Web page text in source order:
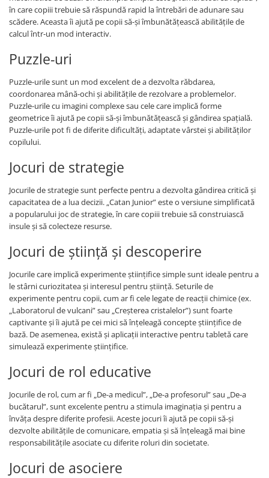
în care copiii trebuie să răspundă rapid la întrebări de adunare sau
scădere. Aceasta îi ajută pe copii să-și îmbunătățească abilitățile de
calcul într-un mod interactiv.
Puzzle-uri
Puzzle-urile sunt un mod excelent de a dezvolta răbdarea,
coordonarea mână-ochi și abilitățile de rezolvare a problemelor.
Puzzle-urile cu imagini complexe sau cele care implică forme
geometrice îi ajută pe copii să-și îmbunătățească și gândirea spațială.
Puzzle-urile pot fi de diferite dificultăți, adaptate vârstei și abilităților
copilului.
Jocuri de strategie
Jocurile de strategie sunt perfecte pentru a dezvolta gândirea critică și
capacitatea de a lua decizii. „Catan Junior” este o versiune simplificată
a popularului joc de strategie, în care copiii trebuie să construiască
insule și să colecteze resurse.
Jocuri de știință și descoperire
Jocurile care implică experimente științifice simple sunt ideale pentru a
le stârni curiozitatea și interesul pentru știință. Seturile de
experimente pentru copii, cum ar fi cele legate de reacții chimice (ex.
„Laboratorul de vulcani” sau „Creșterea cristalelor”) sunt foarte
captivante și îi ajută pe cei mici să înțeleagă concepte științifice de
bază. De asemenea, există și aplicații interactive pentru tabletă care
simulează experimente științifice.
Jocuri de rol educative
Jocurile de rol, cum ar fi „De-a medicul”, „De-a profesorul” sau „De-a
bucătarul”, sunt excelente pentru a stimula imaginația și pentru a
învăța despre diferite profesii. Aceste jocuri îi ajută pe copii să-și
dezvolte abilitățile de comunicare, empatia și să înțeleagă mai bine
responsabilitățile asociate cu diferite roluri din societate.
Jocuri de asociere